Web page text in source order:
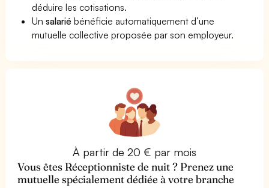
déduire les cotisations.
Unsalarié bénéficie automatiquement d’une
mutuelle collective proposée par son employeur.
À partir de 20 € par mois
Vous êtes Réceptionniste de nuit ? Prenez une
mutuelle spécialement dédiée à votre branche